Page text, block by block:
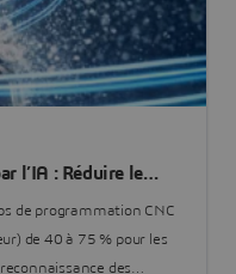
l’IA : Réduire le
le contrôle de sa
de programmation CNC
de 40 à 75 % pour les
des